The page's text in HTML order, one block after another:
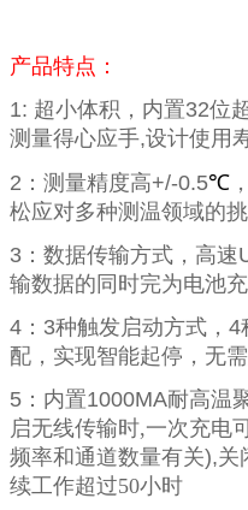
产品特点：
1: 超小体积，内置32位
测量得心应手,设计使用
2 ：测量精度高+/-0.5℃
松应对多种测温领域的
3 ：数据传输方式，高速
输数据的同时完为电池
4 ： 3种触发启动方式， 4
配，实现智能起停，无
5 ：内置1000MA耐高温
启无线传输时,一次充电
频率和通道数量有关),关
续工作超过50小时